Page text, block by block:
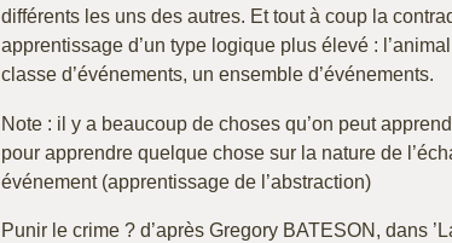
différents les uns des autres. Et tout à coup la
apprentissage d’un type logique plus élevé :
classe d’événements, un ensemble d’événements.
Note : il y a beaucoup de choses qu’on peut
pour apprendre quelque chose sur la nature de
événement (apprentissage de l’abstraction)
Punir le crime ? d’après Gregory BATESON, dans